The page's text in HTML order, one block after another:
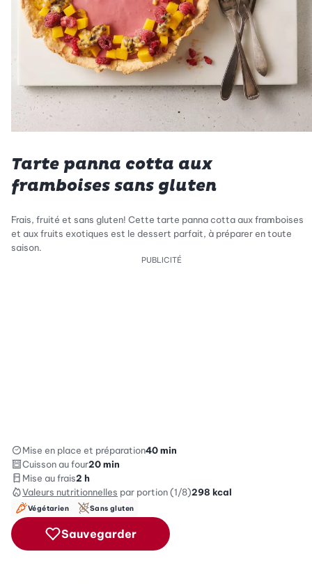
Tarte panna cotta aux
framboises sans gluten
Frais, fruité et sans gluten! Cette tarte panna cotta aux framboises
et aux fruits exotiques est le dessert parfait, à préparer en toute
saison.
PUBLICITÉ
Mise en place et préparation40 min
Cuisson au four20 min
Mise au frais2 h
Valeurs nutritionnelles par portion (1/8)298 kcal
Végétarien Sans gluten
Sauvegarder